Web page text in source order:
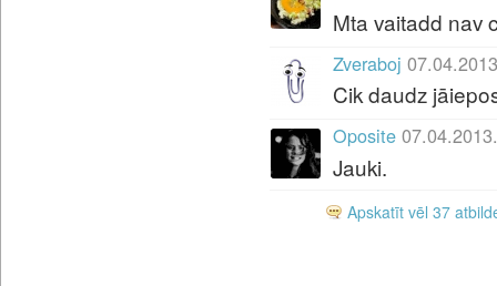
Mta vaitadd nav
Zveraboj
Cik daudz
Oposite
Jauki.
Apskatīt vēl 37